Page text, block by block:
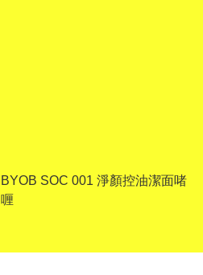
BYOB SOC 001 淨顏控油潔面啫
喱